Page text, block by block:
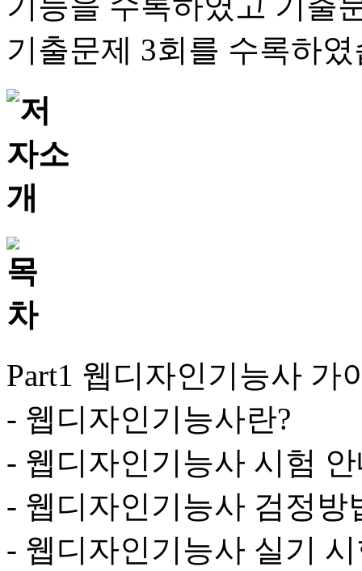
기출문제 3회를 수록하
Part1 웹디자인기능사 가
- 웹디자인기능사란?
- 웹디자인기능사 시험
- 웹디자인기능사 검정방
- 웹디자인기능사 실기